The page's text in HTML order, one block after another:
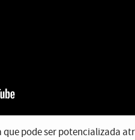
pode ser potencializada